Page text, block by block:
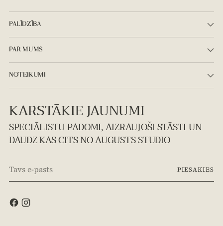
PALĪDZĪBA
PAR MUMS
NOTEIKUMI
KARSTĀKIE JAUNUMI
SPECIĀLISTU PADOMI, AIZRAUJOŠI STĀSTI UN
DAUDZ KAS CITS NO AUGUSTS STUDIO
e-
PIESAKIES